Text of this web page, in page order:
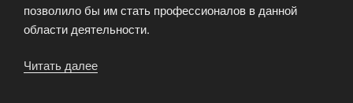
позволило бы им стать профессионалов в данной
области деятельности.
Читать далее